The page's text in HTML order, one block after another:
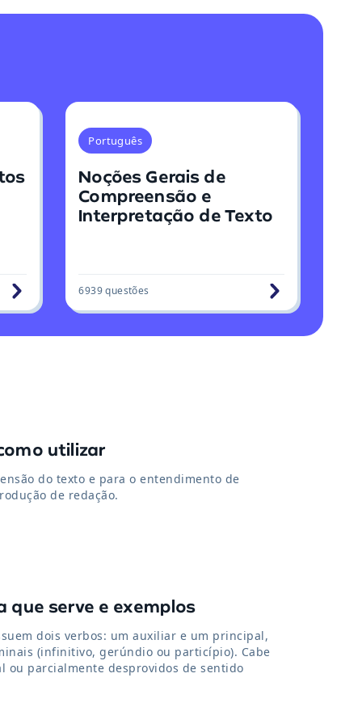
Português
Noções Gerais de
Compreensão e
Interpretação de Texto
6939questões
utilizar
do texto e para o entendimento de
de redação.
que serve e exemplos
dois verbos: um auxiliar e um principal,
(infinitivo, gerúndio ou particípio). Cabe
ou parcialmente desprovidos de sentido